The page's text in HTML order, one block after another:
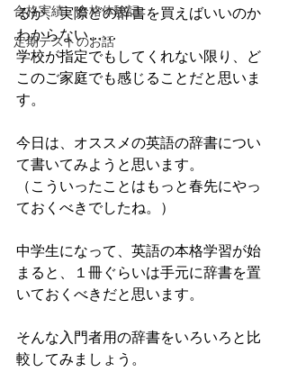
合格実績・合格体験記
定期テストのお話
るが、実際どの辞書を買えばいいのか
わからない……
学校が指定でもしてくれない限り、ど
このご家庭でも感じることだと思いま
す。
今日は、オススメの英語の辞書につい
て書いてみようと思います。
（こういったことはもっと春先にやっ
ておくべきでしたね。）
中学生になって、英語の本格学習が始
まると、１冊ぐらいは手元に辞書を置
いておくべきだと思います。
そんな入門者用の辞書をいろいろと比
較してみましょう。